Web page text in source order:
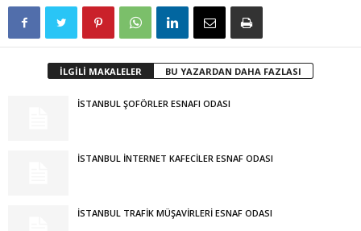
İLGİLİ MAKALELER BU YAZARDAN DAHA FAZLASI
İSTANBUL ŞOFÖRLER ESNAFI ODASI
İSTANBUL İNTERNET KAFECİLER ESNAF ODASI
İSTANBUL TRAFİK MÜŞAVİRLERİ ESNAF ODASI